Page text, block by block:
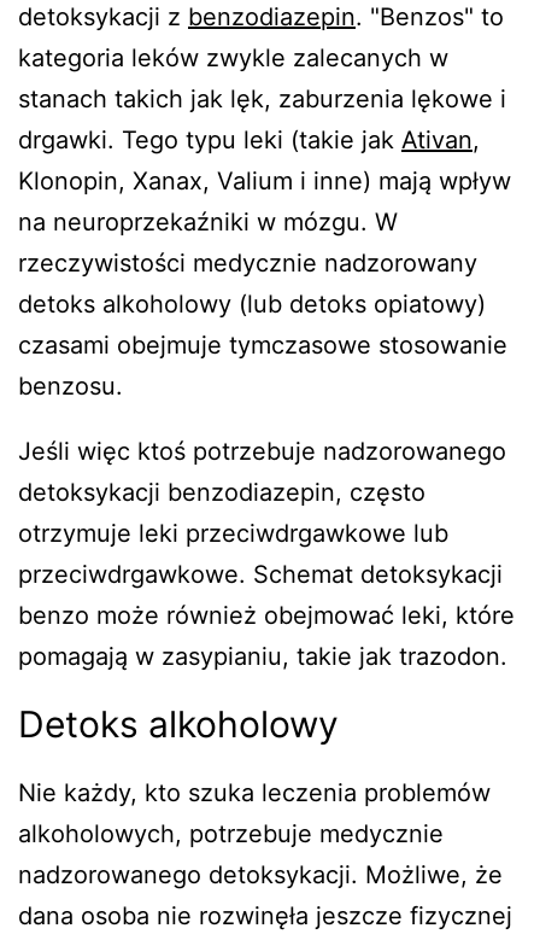
detoksykacji z benzodiazepin. "Benzos" to
kategoria leków zwykle zalecanych w
stanach takich jak lęk, zaburzenia lękowe i
drgawki. Tego typu leki (takie jak Ativan,
Klonopin, Xanax, Valium i inne) mają wpływ
na neuroprzekaźniki w mózgu. W
rzeczywistości medycznie nadzorowany
detoks alkoholowy (lub detoks opiatowy)
czasami obejmuje tymczasowe stosowanie
benzosu.
Jeśli więc ktoś potrzebuje nadzorowanego
detoksykacji benzodiazepin, często
otrzymuje leki przeciwdrgawkowe lub
przeciwdrgawkowe. Schemat detoksykacji
benzo może również obejmować leki, które
pomagają w zasypianiu, takie jak trazodon.
Detoks alkoholowy
Nie każdy, kto szuka leczenia problemów
alkoholowych, potrzebuje medycznie
nadzorowanego detoksykacji. Możliwe, że
dana osoba nie rozwinęła jeszcze fizycznej